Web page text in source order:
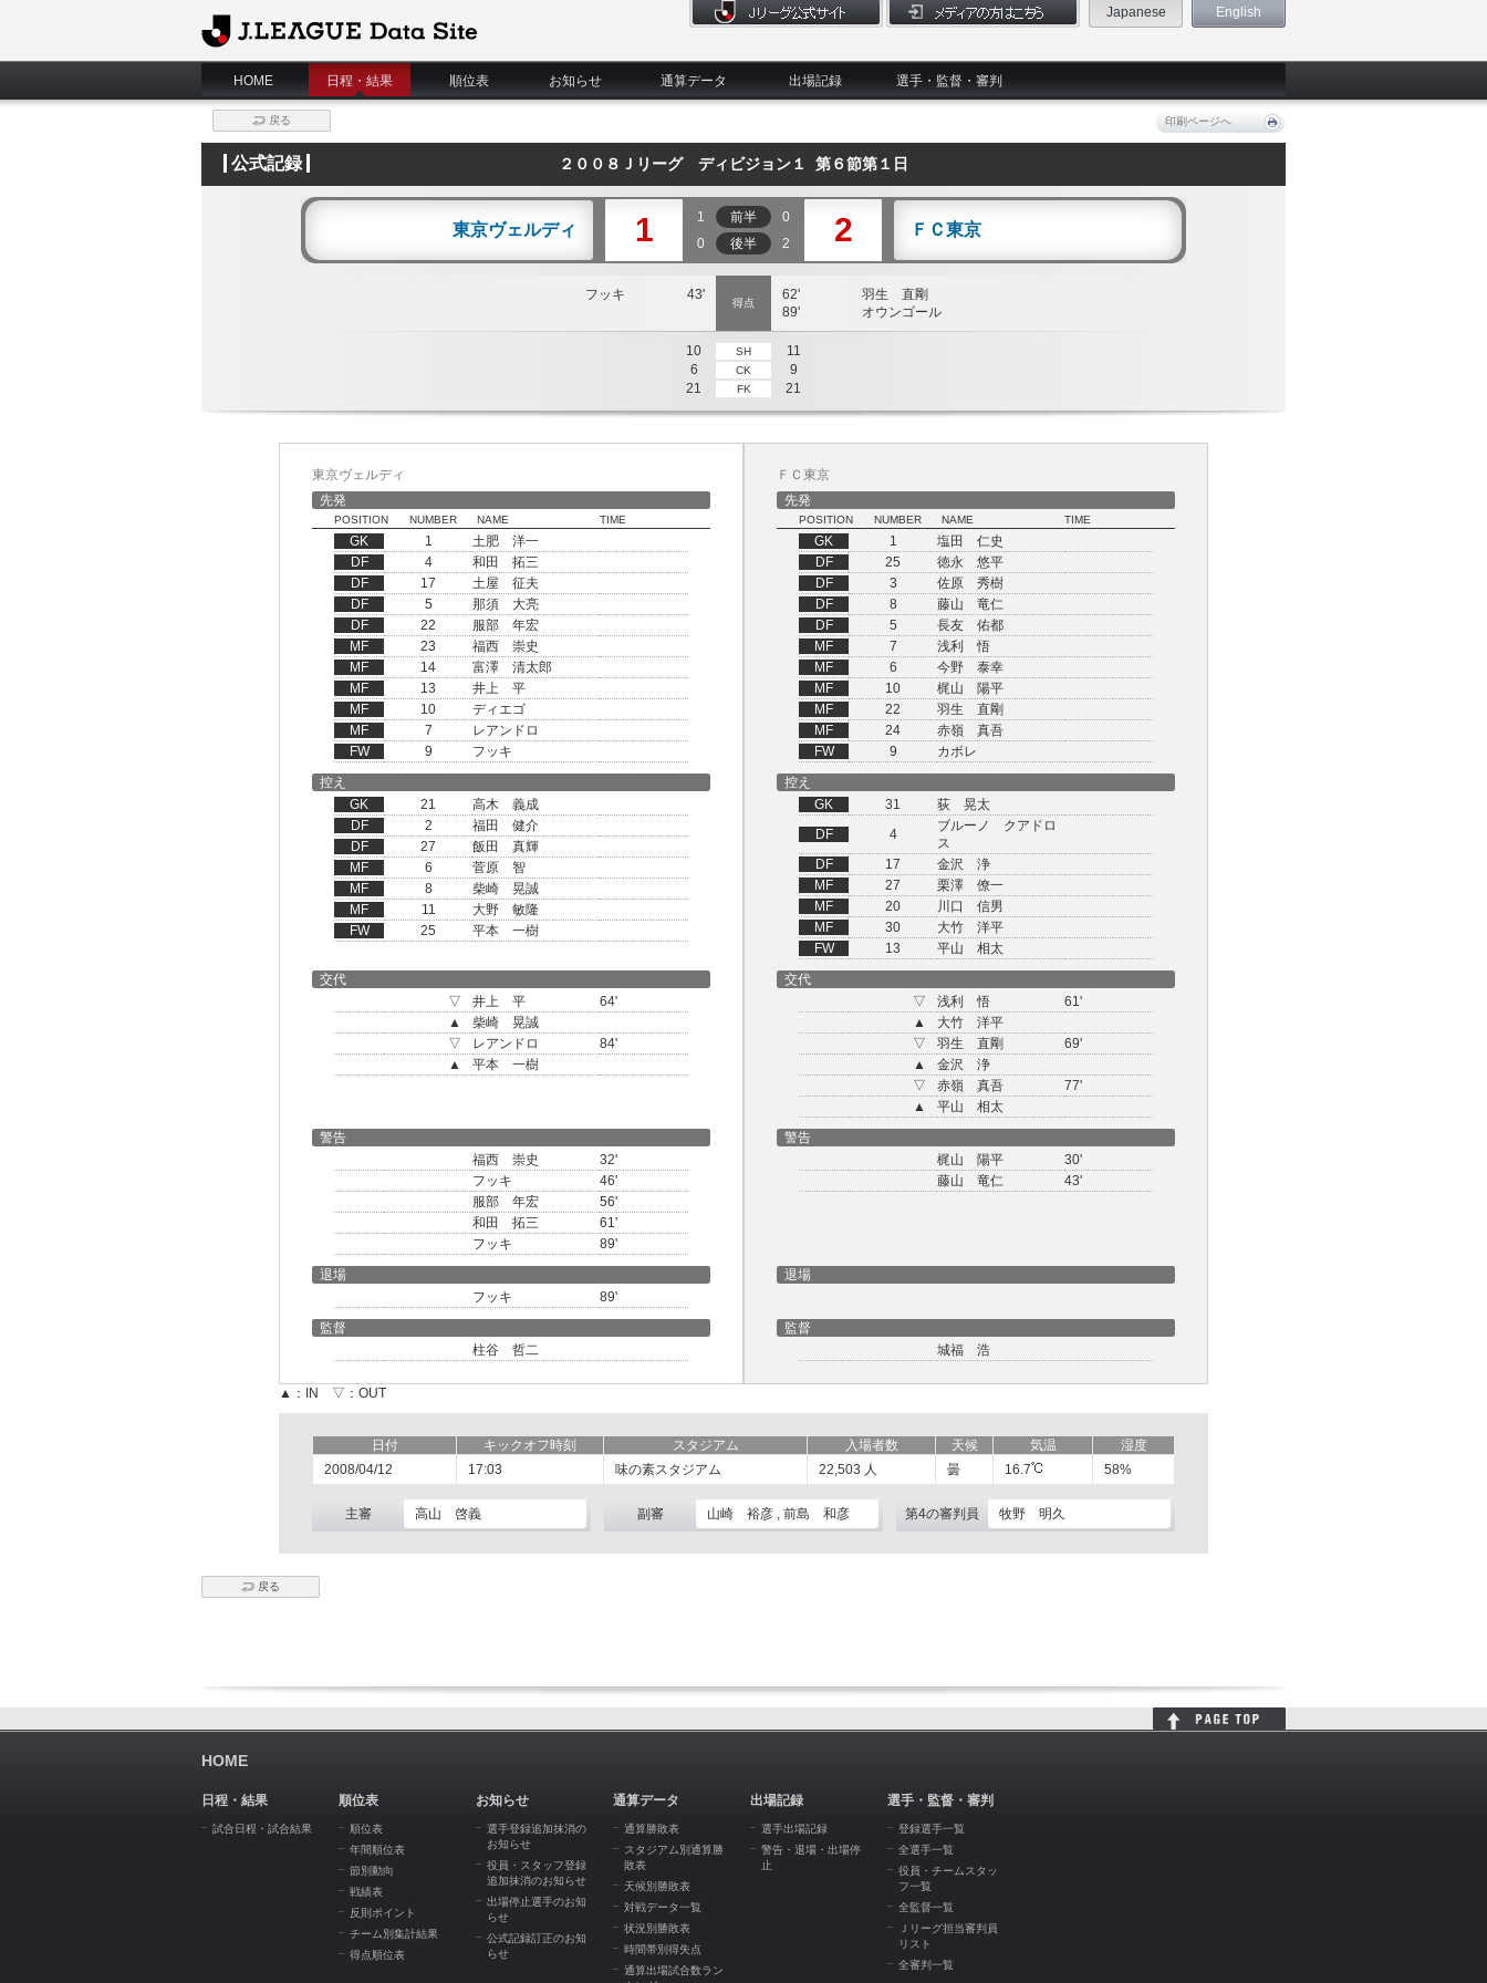
J.League Data Site
Japanese English
HOME 日程・結果 順位表 お知らせ 通算データ 出場記録 選手・監督・審判
戻る 印刷ページへ
公式記録 ２００８Ｊリーグ ディビジョン１ 第６節第１日
東京ヴェルディ 1 1 前半
0
0
後半 2 2 ＦＣ東京
フッキ 43'
得点
62'
羽生 直剛
89'
オウンゴール
10 SH
11
6
CK
9
21
FK 21
東京ヴェルディ
先発
POSITION NUMBER NAME TIME
GK 1
土肥 洋一
DF
4
和田 拓三
DF
17
土屋 征夫
DF
5
那須 大亮
DF
22
服部 年宏
MF
23
福西 崇史
MF
14
富澤 清太郎
MF
13
井上 平
MF
10
ディエゴ
MF
7
レアンドロ
FW
9 フッキ
ＦＣ東京
先発
POSITION NUMBER NAME TIME
GK 1
塩田 仁史
DF
25
徳永 悠平
DF
3
佐原 秀樹
DF
8
藤山 竜仁
DF
5
長友 佑都
MF
7
浅利 悟
MF
6
今野 泰幸
MF
10
梶山 陽平
MF
22
羽生 直剛
MF
24
赤嶺 真吾
FW
9
カボレ
控え
GK
21
高木 義成
DF
2
福田 健介
DF
27
飯田 真輝
MF
6
菅原 智
MF
8
柴崎 晃誠
MF
11
大野 敏隆
FW
25 平本 一樹
控え
GK
31
荻 晃太
DF
4
ブルーノ クアドロ
ス
DF
17
金沢 浄
MF
27
栗澤 僚一
MF
20
川口 信男
MF
30
大竹 洋平
FW
13
平山 相太
交代
▽
井上 平
64'
▲
柴崎 晃誠
▽
レアンドロ
84'
▲
平本 一樹
交代
▽
浅利 悟
61'
▲
大竹 洋平
▽
羽生 直剛
69'
▲
金沢 浄
▽
赤嶺 真吾
77'
▲
平山 相太
警告
福西 崇史
32'
フッキ
46'
服部 年宏
56'
和田 拓三
61'
フッキ
89'
警告
梶山 陽平
30'
藤山 竜仁
43'
退場
フッキ
89'
退場
監督
柱谷 哲二
監督
城福 浩
▲：IN ▽：OUT
日付 キックオフ時刻 スタジアム 入場者数 天候 気温
湿度
2008/04/12
17:03 味の素スタジアム 22,503 人 曇 16.7 58%
主審 高山 啓義 副審 山崎 裕彦 , 前島 和彦 第4の審判員 牧野 明久
戻る
HOME
日程・結果
試合日程・試合結果
順位表
順位表
年間順位表
節別動向
戦績表
反則ポイント
チーム別集計結果
得点順位表
お知らせ
選手登録追加抹消の
お知らせ
役員・スタッフ登録
追加抹消のお知らせ
出場停止選手のお知
らせ
公式記録訂正のお知
らせ
通算データ
通算勝敗表
スタジアム別通算勝
敗表
天候別勝敗表
対戦データ一覧
状況別勝敗表
時間帯別得失点
通算出場試合数ラン
出場記録
選手出場記録
警告・退場・出場停
止
選手・監督・審判
登録選手一覧
全選手一覧
役員・チームスタッ
フ一覧
全監督一覧
Ｊリーグ担当審判員
リスト
全審判一覧